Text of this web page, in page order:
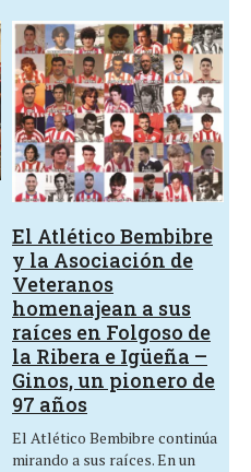
El Atlético Bembibre
y la Asociación de
Veteranos
homenajean a sus
raíces en Folgoso de
la Ribera e Igüeña –
Ginos, un pionero de
97 años
El Atlético Bembibre continúa
mirando a sus raíces. En un